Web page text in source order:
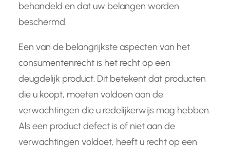
behandeld en dat uw belangen worden
beschermd.
Een van de belangrijkste aspecten van het
consumentenrecht is het recht op een
deugdelijk product. Dit betekent dat producten
die u koopt, moeten voldoen aan de
verwachtingen die u redelijkerwijs mag hebben.
Als een product defect is of niet aan de
verwachtingen voldoet, heeft u recht op een